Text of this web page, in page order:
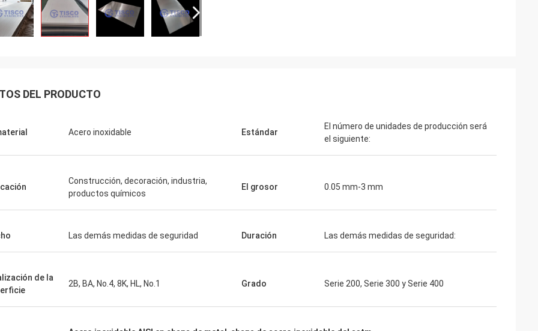
DEL PRODUCTO
Acero inoxidable Estándar
El número de unidades de producción será
el siguiente:
Construcción, decoración, industria,
productos químicos
El grosor 0.05 mm-3 mm
Las demás medidas de seguridad Duración Las demás medidas de seguridad:
de la
2B, BA, No.4, 8K, HL, No.1 Grado Serie 200, Serie 300 y Serie 400